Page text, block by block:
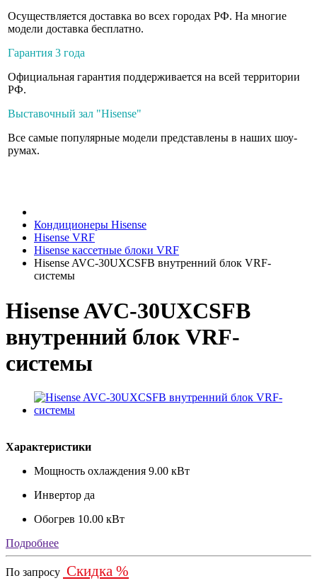
Осуществляется доставка во всех городах РФ. На многие
модели доставка бесплатно.
Гарантия 3 года
Официальная гарантия поддерживается на всей территории
РФ.
Выставочный зал "Hisense"
Все самые популярные модели представлены в наших шоу-
румах.
Кондиционеры Hisense
Hisense VRF
Hisense кассетные блоки VRF
Hisense AVC-30UXCSFB внутренний блок VRF-
системы
Hisense AVC-30UXCSFB
внутренний блок VRF-
системы
Характеристики
Мощность охлаждения 9.00 кВт
Инвертор да
Обогрев 10.00 кВт
Подробнее
По запросу Скидка %